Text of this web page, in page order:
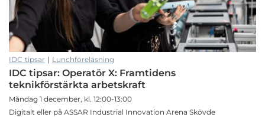
IDC tipsar | Lunchföreläsning
IDC tipsar: Operatör X: Framtidens
teknikförstärkta arbetskraft
Måndag 1 december, kl. 12:00-13:00
Digitalt eller på ASSAR Industrial Innovation Arena Skövde